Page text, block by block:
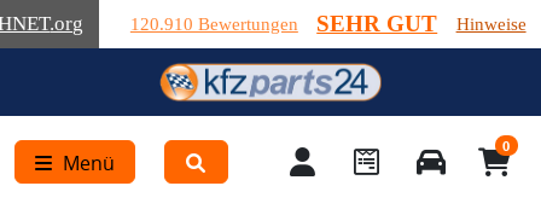
.org 120.910 Bewertungen SEHR GUT Hinweise
Menü
0